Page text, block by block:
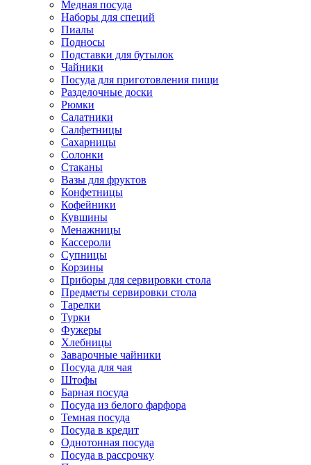
Медная посуда
Наборы для специй
Пиалы
Подносы
Подставки для бутылок
Чайники
Посуда для приготовления пищи
Разделочные доски
Рюмки
Салатники
Салфетницы
Сахарницы
Солонки
Стаканы
Вазы для фруктов
Конфетницы
Кофейники
Кувшины
Менажницы
Кассероли
Супницы
Корзины
Приборы для сервировки стола
Предметы сервировки стола
Тарелки
Турки
Фужеры
Хлебницы
Заварочные чайники
Посуда для чая
Штофы
Барная посуда
Посуда из белого фарфора
Темная посуда
Посуда в кредит
Однотонная посуда
Посуда в рассрочку